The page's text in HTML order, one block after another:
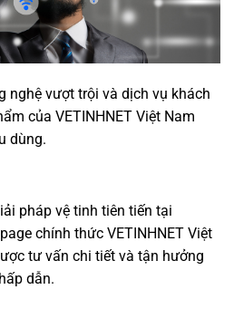
nghệ vượt trội và dịch vụ khách
của VETINHNET Việt Nam
dùng.
pháp vệ tinh tiên tiến tại
chính thức VETINHNET Việt
tư vấn chi tiết và tận hưởng
dẫn.